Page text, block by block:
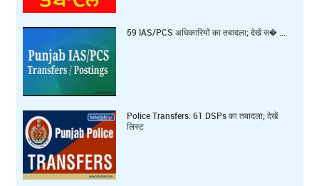
59 IAS/PCS अधिकारियों का तबादला; देखें स� ...
Police Transfers: 61 DSPs का तबादला; देखें
लिस्ट